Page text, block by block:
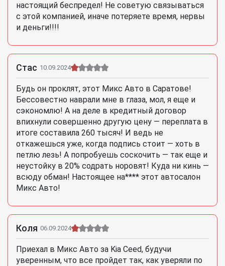
настоящий беспредел! Не советую связываться
с этой компанией, иначе потеряете время, нервы
и деньги!!!!
Стас 10.09.2024
Будь он проклят, этот Микс Авто в Саратове!
Бессовестно наврали мне в глаза, мол, я еще и
сэкономлю! А на деле в кредитный договор
впихнули совершенно другую цену — переплата в
итоге составила 260 тысяч! И ведь не
откажешься уже, когда подпись стоит — хоть в
петлю лезь! А попробуешь соскочить — так еще и
неустойку в 20% содрать норовят! Куда ни кинь —
всюду обман! Настоящее на**** этот автосалон
Микс Авто!
Коля 06.09.2024
Приехал в Микс Авто за Kia Ceed, будучи
уверенным, что все пройдет так, как уверяли по